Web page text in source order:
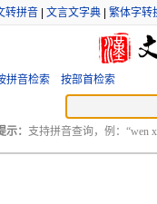
转拼音 文言文字典 繁体字转
拼音检索 按部首检索
示： 支持拼音查询，例：“wen